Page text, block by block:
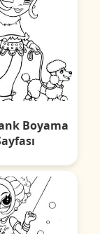
Boyama